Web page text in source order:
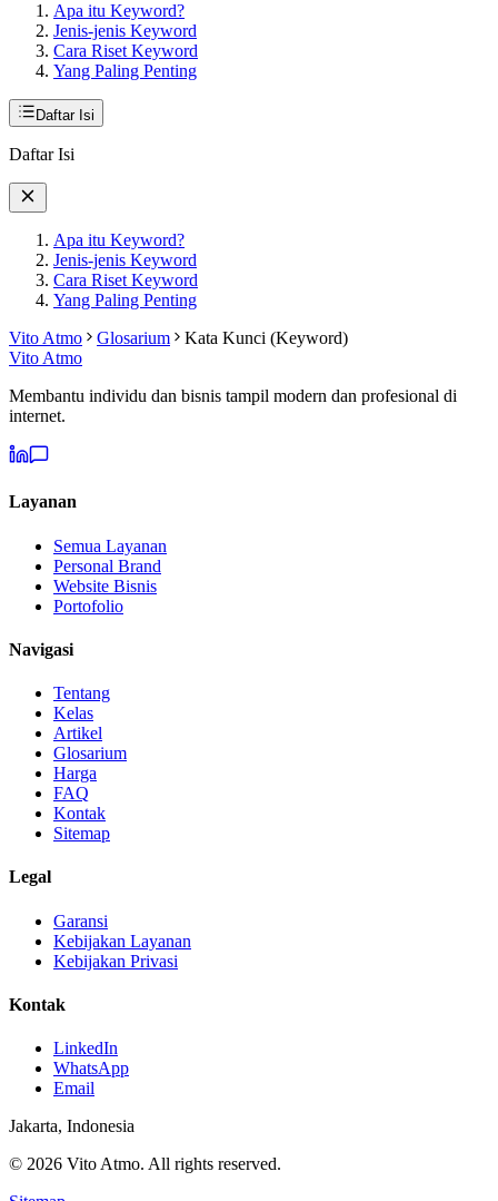
Apa itu Keyword?
Jenis-jenis Keyword
Cara Riset Keyword
Yang Paling Penting
Daftar Isi
Daftar Isi
Apa itu Keyword?
Jenis-jenis Keyword
Cara Riset Keyword
Yang Paling Penting
Vito Atmo
Glosarium
Kata Kunci (Keyword)
Vito Atmo
Membantu individu dan bisnis tampil modern dan profesional di
internet.
Layanan
Semua Layanan
Personal Brand
Website Bisnis
Portofolio
Navigasi
Tentang
Kelas
Artikel
Glosarium
Harga
FAQ
Kontak
Sitemap
Legal
Garansi
Kebijakan Layanan
Kebijakan Privasi
Kontak
LinkedIn
WhatsApp
Email
Jakarta, Indonesia
© 2026 Vito Atmo. All rights reserved.